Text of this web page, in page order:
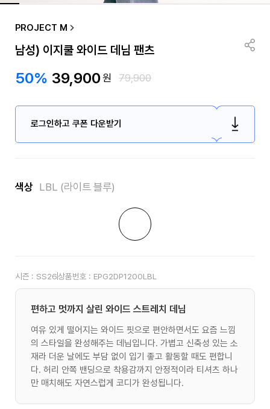
PROJECT M
남성) 이지쿨 와이드 데님 팬츠
50% 39,900원 79,900
로그인하고 쿠폰 다운받기
색상 LBL (라이트 블루)
시즌 : SS26상품번호 : EPG2DP1200LBL
편하고 멋까지 살린 와이드 스트레치 데님
여유 있게 떨어지는 와이드 핏으로 편안하면서도 요즘 느낌
의 스타일을 완성해주는 데님입니다. 가볍고 신축성 있는 소
재라 더운 날에도 부담 없이 입기 좋고 활동할 때도 편합니
다. 허리 안쪽 밴딩으로 착용감까지 안정적이라 티셔츠 하나
만 매치해도 자연스럽게 코디가 완성됩니다.